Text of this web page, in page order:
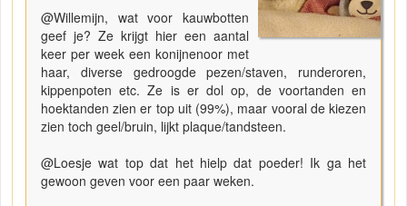
@Willemijn, wat voor kauwbotten
geef je? Ze krijgt hier een aantal
keer per week een konijnenoor met
haar, diverse gedroogde pezen/staven, runderoren,
kippenpoten etc. Ze is er dol op, de voortanden en
hoektanden zien er top uit (99%), maar vooral de kiezen
zien toch geel/bruin, lijkt plaque/tandsteen.
@Loesje wat top dat het hielp dat poeder! Ik ga het
gewoon geven voor een paar weken.